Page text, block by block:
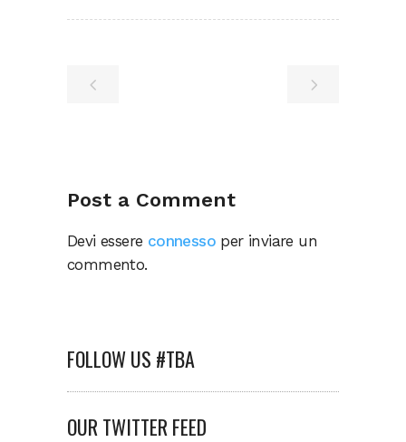
Post a Comment
Devi essere connesso per inviare un
commento.
FOLLOW US #TBA
OUR TWITTER FEED